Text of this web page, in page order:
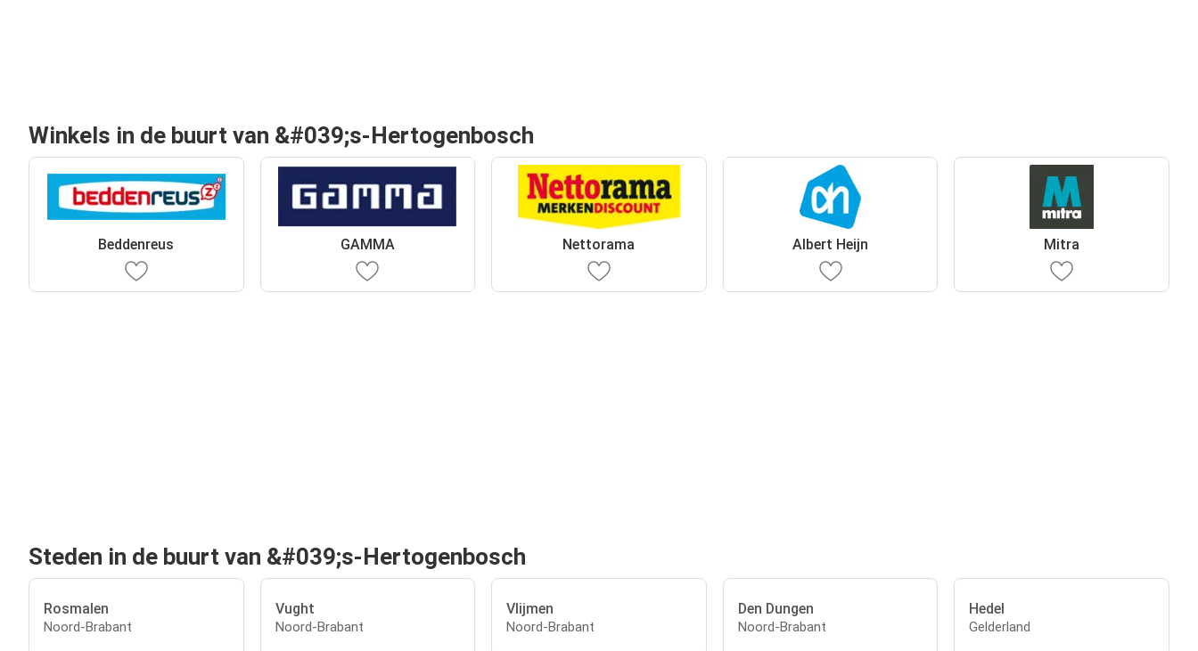
Winkels in de buurt van &#039;s-Hertogenbosch
Beddenreus GAMMA Nettorama Albert Heijn Mitra
Steden in de buurt van &#039;s-Hertogenbosch
Rosmalen
Noord-Brabant
Vught
Noord-Brabant
Vlijmen
Noord-Brabant
Den Dungen
Noord-Brabant
Hedel
Gelderland